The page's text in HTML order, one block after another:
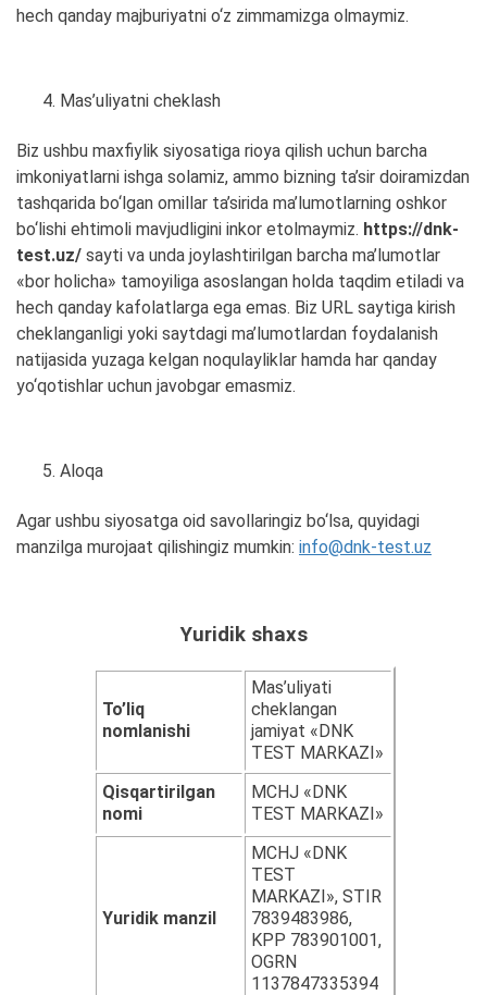
hech qanday majburiyatni o‘z zimmamizga olmaymiz.
Mas’uliyatni cheklash
Biz ushbu maxfiylik siyosatiga rioya qilish uchun barcha
imkoniyatlarni ishga solamiz, ammo bizning ta’sir doiramizdan
tashqarida bo‘lgan omillar ta’sirida ma’lumotlarning oshkor
bo‘lishi ehtimoli mavjudligini inkor etolmaymiz. https://dnk-
test.uz/ sayti va unda joylashtirilgan barcha ma’lumotlar
«bor holicha» tamoyiliga asoslangan holda taqdim etiladi va
hech qanday kafolatlarga ega emas. Biz URL saytiga kirish
cheklanganligi yoki saytdagi ma’lumotlardan foydalanish
natijasida yuzaga kelgan noqulayliklar hamda har qanday
yo‘qotishlar uchun javobgar emasmiz.
Aloqa
Agar ushbu siyosatga oid savollaringiz bo‘lsa, quyidagi
manzilga murojaat qilishingiz mumkin: info@dnk-test.uz
Yuridik shaxs
To’liq
nomlanishi
Mas’uliyati
cheklangan
jamiyat «DNK
TEST MARKAZI»
Qisqartirilgan
nomi
MCHJ «DNK
TEST MARKAZI»
Yuridik manzil
MCHJ «DNK
TEST
MARKAZI», STIR
7839483986,
KPP 783901001,
OGRN
1137847335394